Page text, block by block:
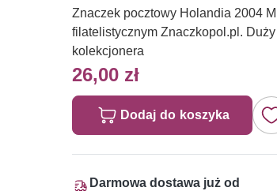
Znaczek pocztowy Holandia 2004
filatelistycznym Znaczkopol.pl.
kolekcjonera
26,00 zł
Dodaj do koszyka
Darmowa dostawa już od